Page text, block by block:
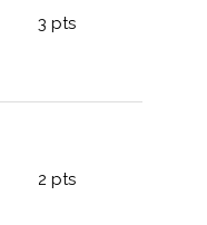
3 pts
2 pts